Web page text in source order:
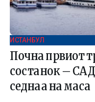
ИСТАНБУЛ
Почна првиот
состанок –
седнаа на маса